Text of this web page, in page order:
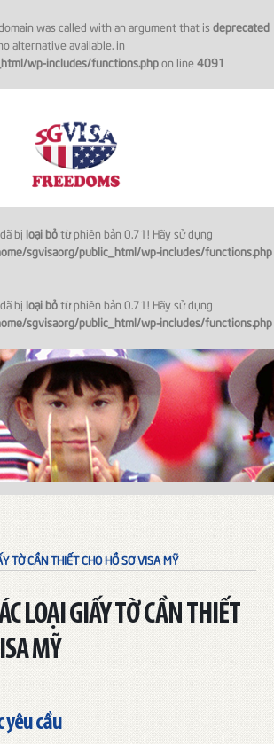
was called with an argument that is deprecated
alternative available. in
wp-includes/functions.phpon line4091
bị loại bỏtừ phiên bản 0.71! Hãy sử dụng
sgvisaorg/public_html/wp-includes/functions.php
bị loại bỏtừ phiên bản 0.71! Hãy sử dụng
sgvisaorg/public_html/wp-includes/functions.php
TỜ CẦN THIẾT CHO HỒ SƠ VISA MỸ
LOẠI GIẤY TỜ CẦN THIẾT
MỸ
yêu cầu